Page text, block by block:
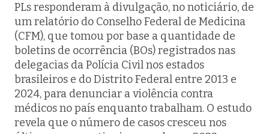
PLs responderam à divulgação, no noticiário, de
um relatório do Conselho Federal de Medicina
(CFM), que tomou por base a quantidade de
boletins de ocorrência (BOs) registrados nas
delegacias da Polícia Civil nos estados
brasileiros e do Distrito Federal entre 2013 e
2024, para denunciar a violência contra
médicos no país enquanto trabalham. O estudo
revela que o número de casos cresceu nos